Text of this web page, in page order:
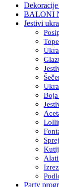
BALONI
Jestivi
Boja
Alati
Party